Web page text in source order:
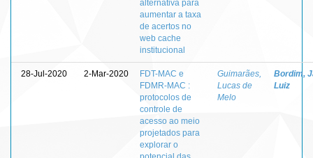
alternativa para
aumentar a taxa
de acertos no
web cache
institucional
28-Jul-2020 2-Mar-2020
FDT-MAC e
FDMR-MAC :
protocolos de
controle de
acesso ao meio
projetados para
explorar o
Guimarães,
Lucas de
Melo
Bordim,
Luiz